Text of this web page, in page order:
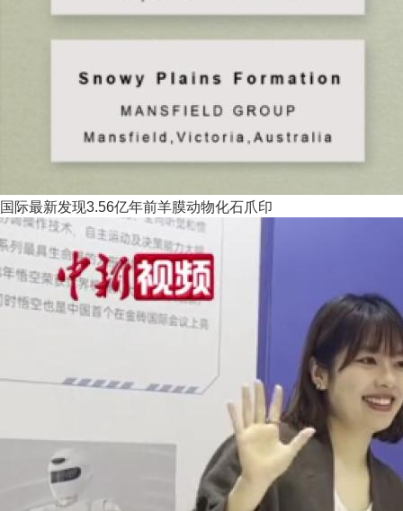
国际最新发现3.56亿年前羊膜动物化石爪印